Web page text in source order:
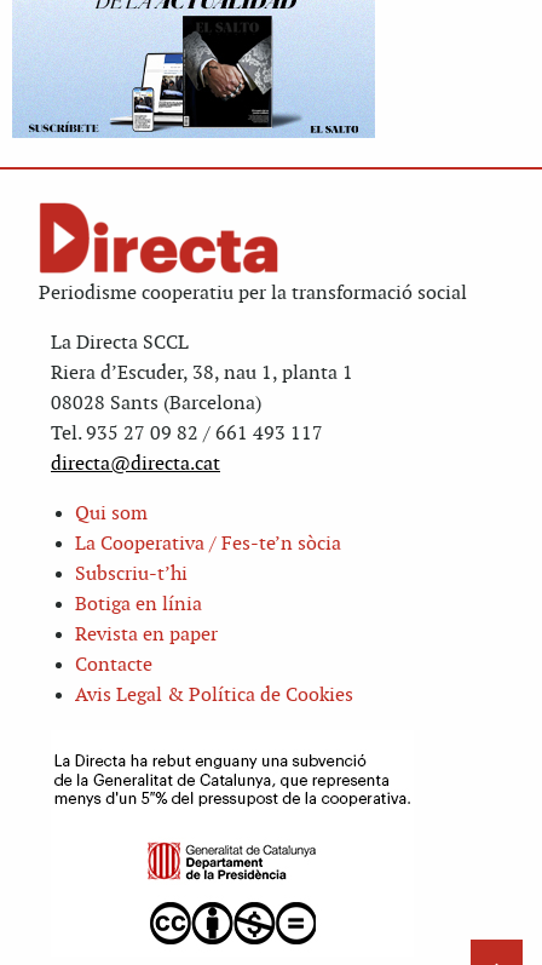
Periodisme cooperatiu per la transformació social
La Directa SCCL
Riera d’Escuder, 38, nau 1, planta 1
08028 Sants (Barcelona)
Tel. 935 27 09 82 / 661 493 117
directa@directa.cat
Qui som
La Cooperativa / Fes-te’n sòcia
Subscriu-t’hi
Botiga en línia
Revista en paper
Contacte
Avis Legal & Política de Cookies